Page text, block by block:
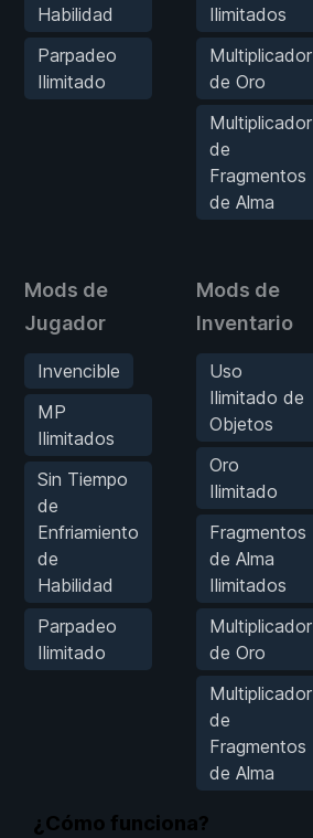
Habilidad
Parpadeo
Ilimitado
Ilimitados
Multiplicador
de Oro
Multiplicador
de
Fragmentos
de Alma
Mods de
Jugador
Invencible
MP
Ilimitados
Sin Tiempo
de
Enfriamiento
de
Habilidad
Parpadeo
Ilimitado
Mods de
Inventario
Uso
Ilimitado de
Objetos
Oro
Ilimitado
Fragmentos
de Alma
Ilimitados
Multiplicador
de Oro
Multiplicador
de
Fragmentos
de Alma
¿Cómo funciona?